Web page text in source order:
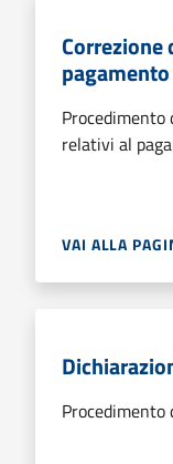
relativi al
VAI ALLA
Procedimento